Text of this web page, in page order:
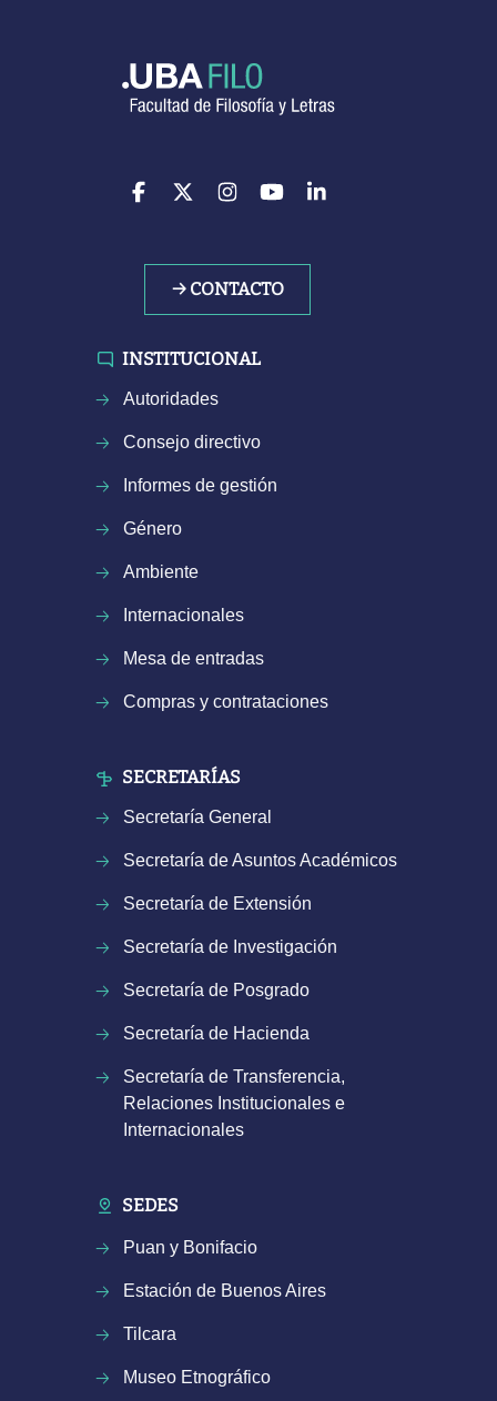
→ CONTACTO
INSTITUCIONAL
Autoridades
Consejo directivo
Informes de gestión
Género
Ambiente
Internacionales
Mesa de entradas
Compras y contrataciones
SECRETARÍAS
Secretaría General
Secretaría de Asuntos Académicos
Secretaría de Extensión
Secretaría de Investigación
Secretaría de Posgrado
Secretaría de Hacienda
Secretaría de Transferencia,
Relaciones Institucionales e
Internacionales
SEDES
Puan y Bonifacio
Estación de Buenos Aires
Tilcara
Museo Etnográfico